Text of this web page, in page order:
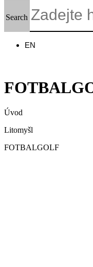
Search
EN
Úvod
Litomyšl
FOTBALGOLF